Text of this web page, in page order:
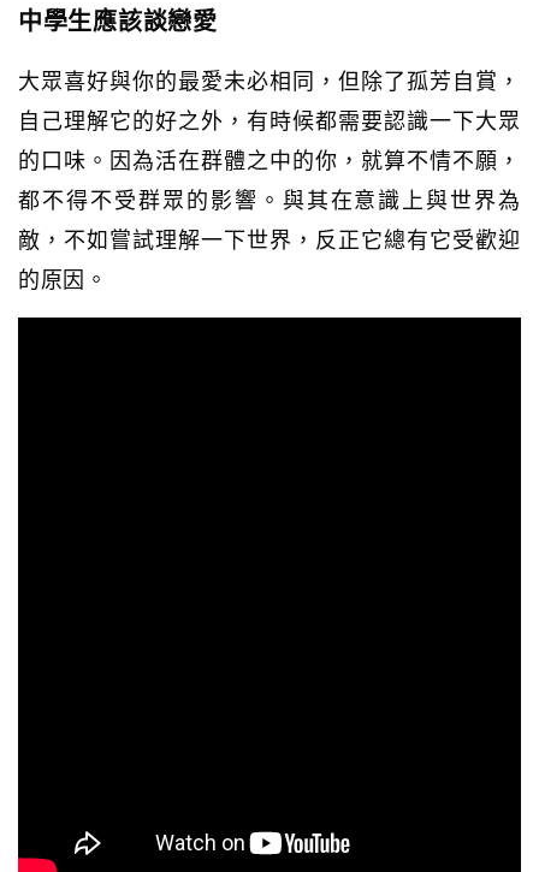
中學生應該談戀愛
大眾喜好與你的最愛未必相同，但除了孤芳自賞，
自己理解它的好之外，有時候都需要認識一下大眾
的口味。因為活在群體之中的你，就算不情不願，
都不得不受群眾的影響。與其在意識上與世界為
敵，不如嘗試理解一下世界，反正它總有它受歡迎
的原因。